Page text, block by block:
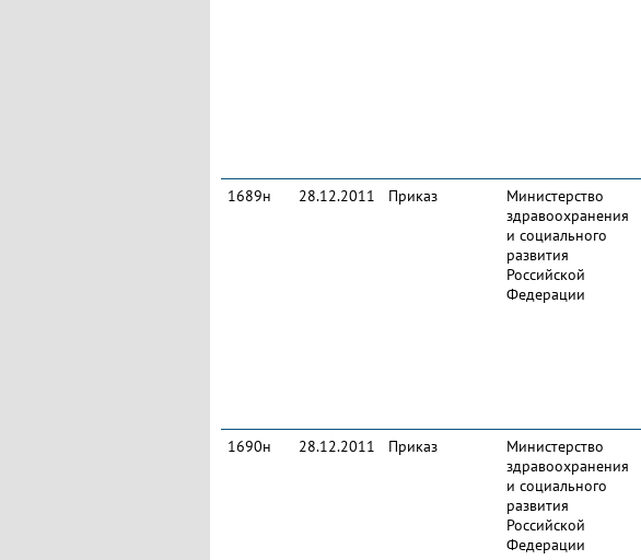
1689н
28.12.2011 Приказ
Министерство
здравоохранения
и социального
развития
Российской
Федерации
1690н
28.12.2011 Приказ
Министерство
здравоохранения
и социального
развития
Российской
Федерации